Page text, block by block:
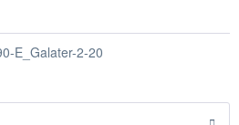
E_Galater-2-20